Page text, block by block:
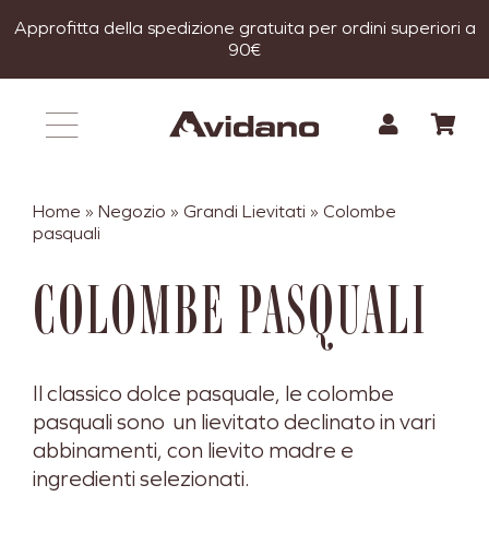
Approfitta della spedizione gratuita per ordini superiori a
90€
Home » Negozio » Grandi Lievitati » Colombe
pasquali
COLOMBE PASQUALI
Il classico dolce pasquale, le colombe
pasquali sono un lievitato declinato in vari
abbinamenti, con lievito madre e
ingredienti selezionati.